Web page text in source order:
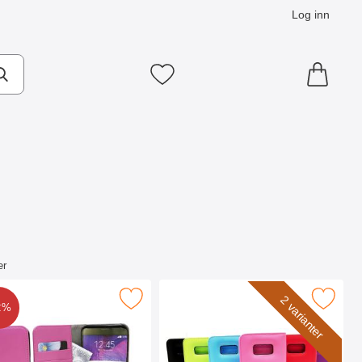
Log inn
Mine favoritter
(G955F) som favoritt
Wallet Samsung Galaxy S8 Plus (G955F) som favoritt
2 varianter
Merk lommebok-etui Samsung Galaxy